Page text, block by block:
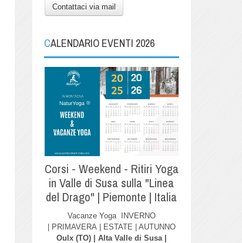
Contattaci via mail
CALENDARIO EVENTI 2026
Corsi - Weekend - Ritiri Yoga
in Valle di Susa sulla "Linea
del Drago" | Piemonte | Italia
Vacanze Yoga INVERNO
| PRIMAVERA | ESTATE | AUTUNNO
Oulx (TO) | Alta Valle di Susa |